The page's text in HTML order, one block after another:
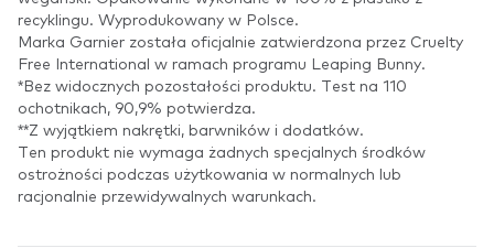
recyklingu. Wyprodukowany w Polsce.
Marka Garnier została oficjalnie zatwierdzona przez Cruelty
Free International w ramach programu Leaping Bunny.
*Bez widocznych pozostałości produktu. Test na 110
ochotnikach, 90,9% potwierdza.
**Z wyjątkiem nakrętki, barwników i dodatków.
Ten produkt nie wymaga żadnych specjalnych środków
ostrożności podczas użytkowania w normalnych lub
racjonalnie przewidywalnych warunkach.